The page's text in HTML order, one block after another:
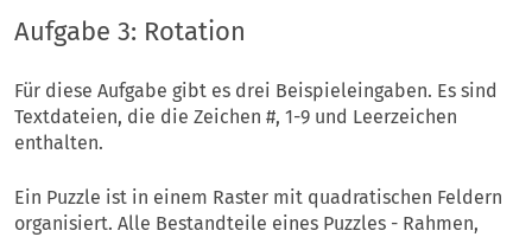
Aufgabe 3: Rotation
Für diese Aufgabe gibt es drei Beispieleingaben. Es sind
Textdateien, die die Zeichen #, 1-9 und Leerzeichen
enthalten.
Ein Puzzle ist in einem Raster mit quadratischen Feldern
organisiert. Alle Bestandteile eines Puzzles - Rahmen,